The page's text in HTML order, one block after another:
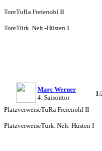
ToreTuRa Freienohl II
ToreTürk. Neh.-Hüsten I
Marc Werner
4. Saisontor
PlatzverweiseTuRa Freienohl II
PlatzverweiseTürk. Neh.-Hüsten I